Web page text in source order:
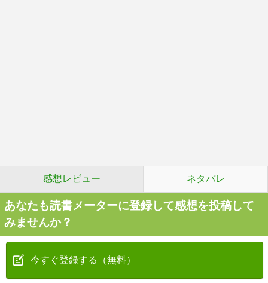
感想レビュー ネタバレ
あなたも読書メーターに登録して感想を投稿して
みませんか？
今すぐ登録する（無料）